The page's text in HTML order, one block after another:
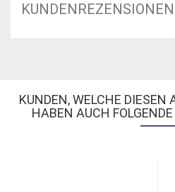
KUNDENREZENSIONEN
KUNDEN, WELCHE DIESEN
HABEN AUCH